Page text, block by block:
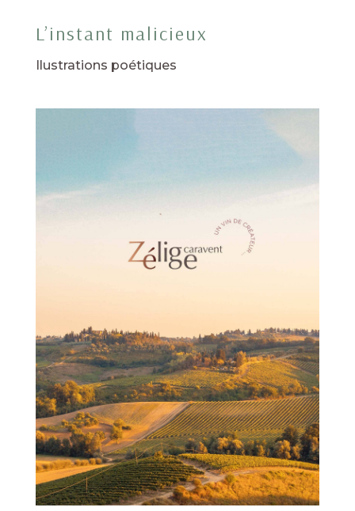
L’instant malicieux
Ilustrations poétiques